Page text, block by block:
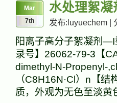
Mar
7th
水处理絮凝
发布:luyuechem |
阳离子高分子絮凝剂
录号】26062-79-3【
dimethyl-N-Propenyl-
（C8H16N·Cl）n【
质，外观为无色至淡